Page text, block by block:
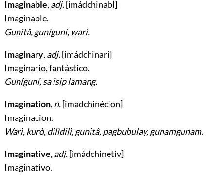
Imaginable, adj.[imádchinabl]
Imaginable.
Gunitâ, guníguní, warì.
Imaginary, adj.[imádchinari]
Imaginario, fantástico.
Guníguní, sa isip lamang.
Imagination, n.[imadchinécion]
Imaginacion.
Warì, kurò, dilìdilì, gunitâ, pagbubulay, gunamgunam.
Imaginative, adj.[imádchinetiv]
Imaginativo.